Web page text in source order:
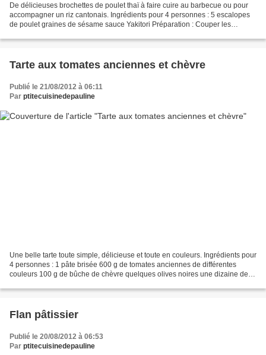
De délicieuses brochettes de poulet thaï à faire cuire au barbecue ou pour
accompagner un riz cantonais. Ingrédients pour 4 personnes : 5 escalopes
de poulet graines de sésame sauce Yakitori Préparation : Couper les
Tarte aux tomates anciennes et chèvre
Publié le 21/08/2012 à 06:11
Par ptitecuisinedepauline
Une belle tarte toute simple, délicieuse et toute en couleurs. Ingrédients pour
4 personnes : 1 pâte brisée 600 g de tomates anciennes de différentes
couleurs 100 g de bûche de chèvre quelques olives noires une dizaine de
Flan pâtissier
Publié le 20/08/2012 à 06:53
Par ptitecuisinedepauline